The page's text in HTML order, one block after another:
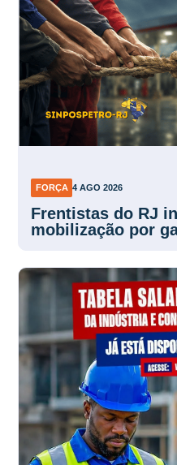
FORÇA 4 AGO 2026
Frentistas do RJ
mobilização por